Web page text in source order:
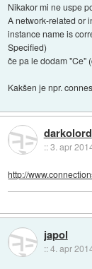
Nikakor mi ne uspe
A network-related or
instance name is
Specified)
če pa le dodam "Ce"
Kakšen je npr.
darkolord
::3. apr
http://
japol
::4. apr